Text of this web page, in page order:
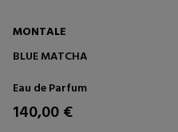
MONTALE
BLUE MATCHA
Eau de Parfum
140,00 €